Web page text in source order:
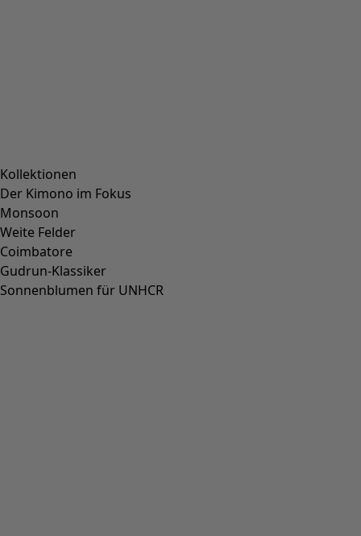
Kollektionen
Der Kimono im Fokus
Monsoon
Weite Felder
Coimbatore
Gudrun-Klassiker
Sonnenblumen für UNHCR